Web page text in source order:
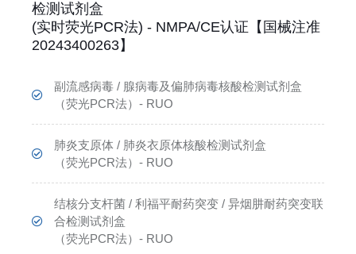
检测试剂盒
(实时荧光PCR法) - NMPA/CE认证【国械注准
20243400263】
副流感病毒 / 腺病毒及偏肺病毒核酸检测试剂盒
（荧光PCR法）- RUO
肺炎支原体 / 肺炎衣原体核酸检测试剂盒
（荧光PCR法）- RUO
结核分支杆菌 / 利福平耐药突变 / 异烟肼耐药突变联
合检测试剂盒
（荧光PCR法）- RUO